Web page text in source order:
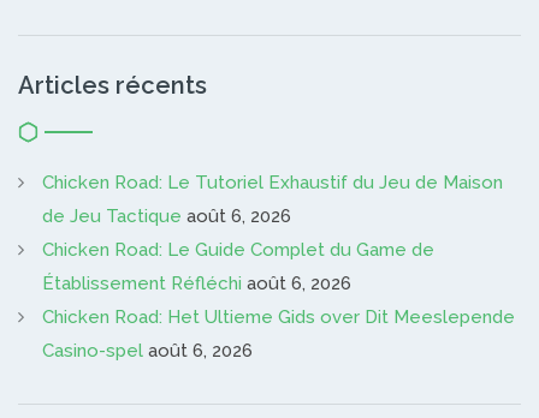
Articles récents
Chicken Road: Le Tutoriel Exhaustif du Jeu de Maison
de Jeu Tactique août 6, 2026
Chicken Road: Le Guide Complet du Game de
Établissement Réfléchi août 6, 2026
Chicken Road: Het Ultieme Gids over Dit Meeslepende
Casino-spel août 6, 2026